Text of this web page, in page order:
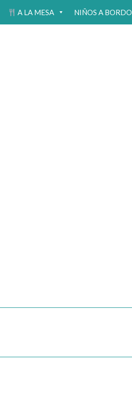
A LA MESA NIÑOS A BORDO